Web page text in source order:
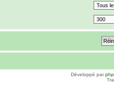
Développé par